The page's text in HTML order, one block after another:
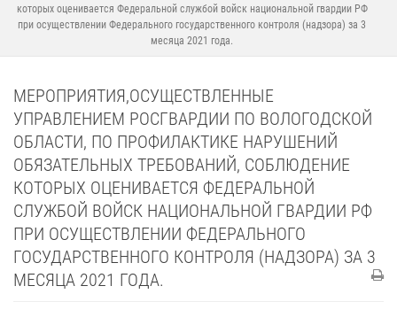
которых оценивается Федеральной службой войск национальной гвардии РФ
при осуществлении Федерального государственного контроля (надзора) за 3
месяца 2021 года.
МЕРОПРИЯТИЯ,ОСУЩЕСТВЛЕННЫЕ
УПРАВЛЕНИЕМ РОСГВАРДИИ ПО ВОЛОГОДСКОЙ
ОБЛАСТИ, ПО ПРОФИЛАКТИКЕ НАРУШЕНИЙ
ОБЯЗАТЕЛЬНЫХ ТРЕБОВАНИЙ, СОБЛЮДЕНИЕ
КОТОРЫХ ОЦЕНИВАЕТСЯ ФЕДЕРАЛЬНОЙ
СЛУЖБОЙ ВОЙСК НАЦИОНАЛЬНОЙ ГВАРДИИ РФ
ПРИ ОСУЩЕСТВЛЕНИИ ФЕДЕРАЛЬНОГО
ГОСУДАРСТВЕННОГО КОНТРОЛЯ (НАДЗОРА) ЗА 3
МЕСЯЦА 2021 ГОДА.